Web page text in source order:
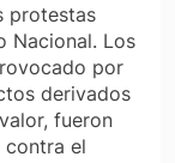
protestas
Nacional. Los
por
derivados
fueron
contra el